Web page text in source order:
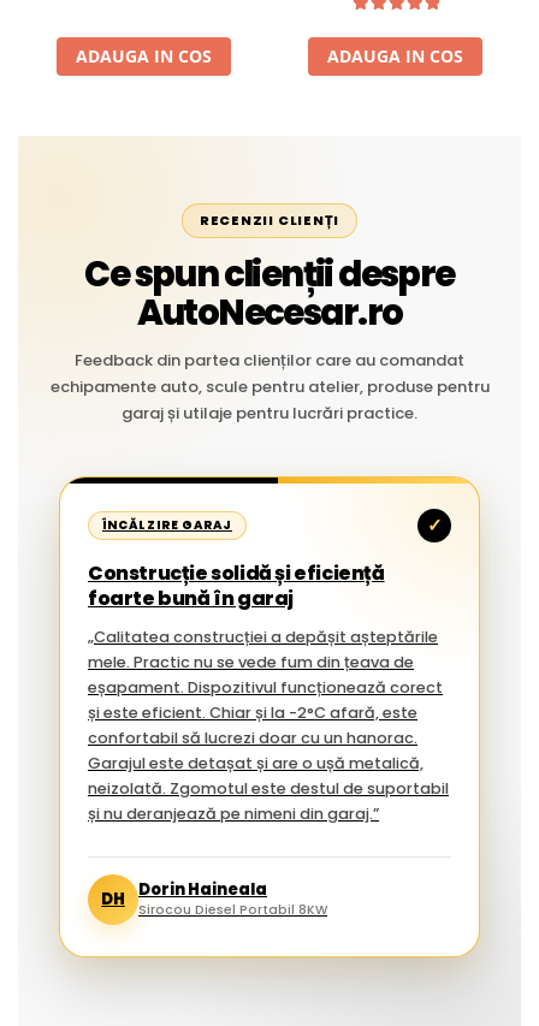
Liniar
ADAUGA IN COS ADAUGA IN COS
RECENZII CLIENȚI
Ce spun clienții despre
AutoNecesar.ro
Feedback din partea clienților care au comandat
echipamente auto, scule pentru atelier, produse pentru
garaj și utilaje pentru lucrări practice.
ÎNCĂLZIRE GARAJ ✓
Construcție solidă și eficiență
foarte bună în garaj
„Calitatea construcției a depășit așteptările
mele. Practic nu se vede fum din țeava de
eșapament. Dispozitivul funcționează corect
și este eficient. Chiar și la -2°C afară, este
confortabil să lucrezi doar cu un hanorac.
Garajul este detașat și are o ușă metalică,
neizolată. Zgomotul este destul de suportabil
și nu deranjează pe nimeni din garaj.”
DH Dorin Haineala
Sirocou Diesel Portabil 8KW